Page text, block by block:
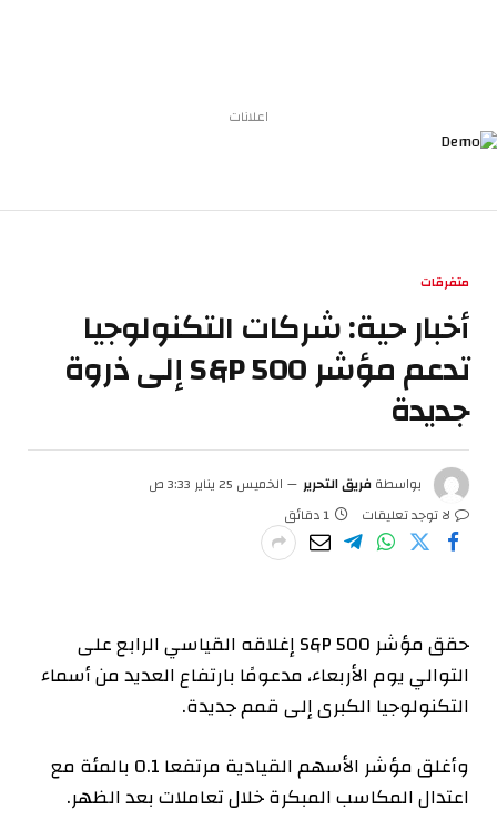
اعلانات
متفرقات
أخبار حية: شركات التكنولوجيا
تدعم مؤشر S&P 500 إلى ذروة
جديدة
بواسطةفريق التحرير
الخميس 25 يناير 3:33 ص
لا توجد تعليقات
1 دقائق
حقق مؤشر S&P 500 إغلاقه القياسي الرابع على
التوالي يوم الأربعاء، مدعومًا بارتفاع العديد من أسماء
التكنولوجيا الكبرى إلى قمم جديدة.
وأغلق مؤشر الأسهم القيادية مرتفعا 0.1 بالمئة مع
اعتدال المكاسب المبكرة خلال تعاملات بعد الظهر.